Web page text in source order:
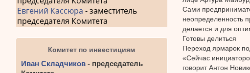
Сами
неопределенность
делается и для
Готовы делиться
Переход ярмарок
«Сейчас
говорит Антон
Евгений Кассюра - заместитель
председателя Комитета
Комитет по инвестициям
Иван Складчиков - председатель